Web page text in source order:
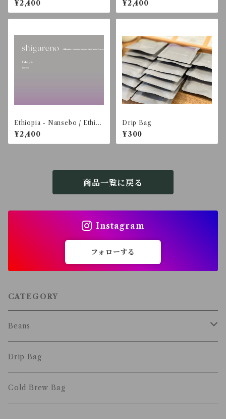
¥2,400 ¥2,400
Ethiopia - Nansebo / Ethio
pian Heirloom - Natural【2
00g】
¥2,400
Drip Bag
¥300
商品一覧に戻る
Instagram
フォローする
CATEGORY
Beans
Blended
Single Origin
Drip Bag
Cold Brew Bag